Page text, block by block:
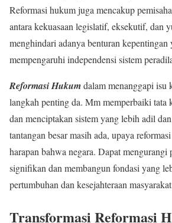
Reformasi hukum juga mencakup
antara kekuasaan legislatif, eksekutif, dan
menghindari adanya benturan kepentingan
mempengaruhi independensi sistem
Reformasi Hukumdalam menanggapi isu
langkah penting da. Mm memperbaiki tata
dan menciptakan sistem yang lebih adil
tantangan besar masih ada, upaya
harapan bahwa negara. Dapat mengurangi
signifikan dan membangun fondasi yang
pertumbuhan dan kesejahteraan
Transformasi Reformasi